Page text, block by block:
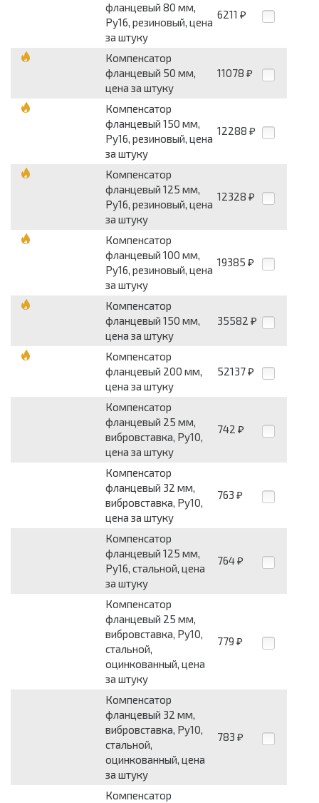
фланцевый 80 мм,
Ру16, резиновый, цена
за штуку
6211 ₽
Компенсатор
фланцевый 50 мм,
цена за штуку
11078 ₽
Компенсатор
фланцевый 150 мм,
Ру16, резиновый, цена
за штуку
12288 ₽
Компенсатор
фланцевый 125 мм,
Ру16, резиновый, цена
за штуку
12328 ₽
Компенсатор
фланцевый 100 мм,
Ру16, резиновый, цена
за штуку
19385 ₽
Компенсатор
фланцевый 150 мм,
цена за штуку
35582 ₽
Компенсатор
фланцевый 200 мм,
цена за штуку
52137 ₽
Компенсатор
фланцевый 25 мм,
вибровставка, Ру10,
цена за штуку
742 ₽
Компенсатор
фланцевый 32 мм,
вибровставка, Ру10,
цена за штуку
763 ₽
Компенсатор
фланцевый 125 мм,
Ру16, стальной, цена
за штуку
764 ₽
Компенсатор
фланцевый 25 мм,
вибровставка, Ру10,
стальной,
оцинкованный, цена
за штуку
779 ₽
Компенсатор
фланцевый 32 мм,
вибровставка, Ру10,
стальной,
оцинкованный, цена
за штуку
783 ₽
Компенсатор